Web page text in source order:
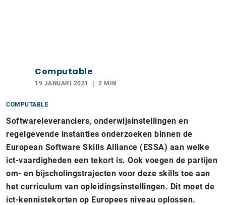
Computable
19 JANUARI 2021 2 MIN
COMPUTABLE
Softwareleveranciers, onderwijsinstellingen en
regelgevende instanties onderzoeken binnen de
European Software Skills Alliance (ESSA) aan welke
ict-vaardigheden een tekort is. Ook voegen de partijen
om- en bijscholingstrajecten voor deze skills toe aan
het curriculum van opleidingsinstellingen. Dit moet de
ict-kennistekorten op Europees niveau oplossen.